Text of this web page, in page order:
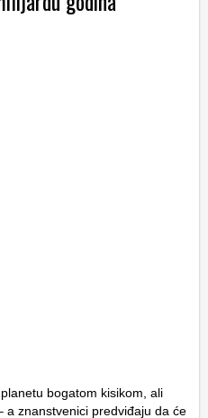
bogatom kisikom, ali
a znanstvenici predviđaju da će